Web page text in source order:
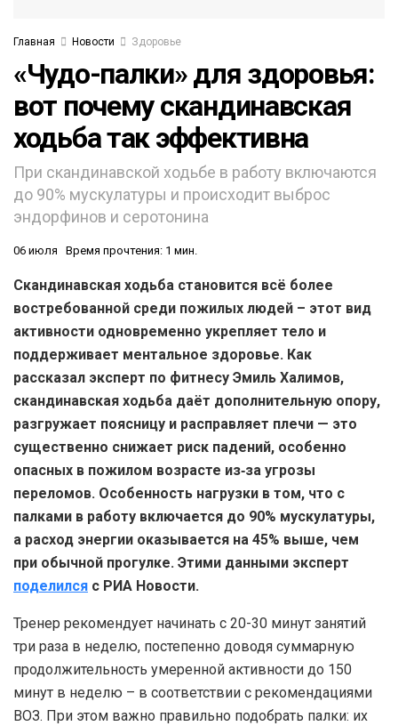
Главная Новости Здоровье
«Чудо-палки» для здоровья:
вот почему скандинавская
ходьба так эффективна
При скандинавской ходьбе в работу включаются
до 90% мускулатуры и происходит выброс
эндорфинов и серотонина
06 июля Время прочтения: 1 мин.
Скандинавская ходьба становится всё более
востребованной среди пожилых людей – этот вид
активности одновременно укрепляет тело и
поддерживает ментальное здоровье. Как
рассказал эксперт по фитнесу Эмиль Халимов,
скандинавская ходьба даёт дополнительную опору,
разгружает поясницу и расправляет плечи — это
существенно снижает риск падений, особенно
опасных в пожилом возрасте из‑за угрозы
переломов. Особенность нагрузки в том, что с
палками в работу включается до 90% мускулатуры,
а расход энергии оказывается на 45% выше, чем
при обычной прогулке. Этими данными эксперт
поделился с РИА Новости.
Тренер рекомендует начинать с 20-30 минут занятий
три раза в неделю, постепенно доводя суммарную
продолжительность умеренной активности до 150
минут в неделю – в соответствии с рекомендациями
ВОЗ. При этом важно правильно подобрать палки: их